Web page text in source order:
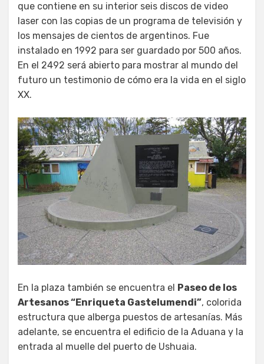
que contiene en su interior seis discos de video
laser con las copias de un programa de televisión y
los mensajes de cientos de argentinos. Fue
instalado en 1992 para ser guardado por 500 años.
En el 2492 será abierto para mostrar al mundo del
futuro un testimonio de cómo era la vida en el siglo
XX.
En la plaza también se encuentra el Paseo de los
Artesanos “Enriqueta Gastelumendi”, colorida
estructura que alberga puestos de artesanías. Más
adelante, se encuentra el edificio de la Aduana y la
entrada al muelle del puerto de Ushuaia.